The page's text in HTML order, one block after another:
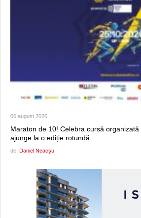
06 august 2026
Maraton de 10! Celebra cursă
ajunge la o ediție rotundă
de: Daniel Neacșu